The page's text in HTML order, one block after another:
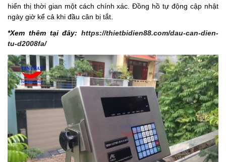
hiển thị thời gian một cách chính xác. Đồng hồ tự động cập nhật
ngày giờ kể cả khi đầu cân bị tắt.
*Xem thêm tại đây: https://thietbidien88.com/dau-can-dien-
tu-d2008fa/